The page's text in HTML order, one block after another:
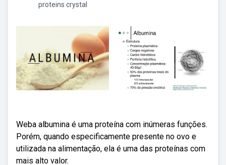
proteins crystal
Weba albumina é uma proteína com inúmeras funções.
Porém, quando especificamente presente no ovo e
utilizada na alimentação, ela é uma das proteínas com
mais alto valor.